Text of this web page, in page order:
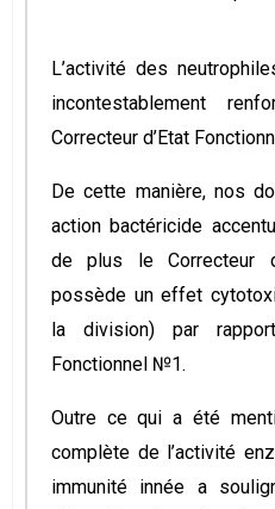
L’activité des
incontestablement
Correcteur d’Etat
De cette manière, nos
action bactéricide
de plus le Correcteur
possède un effet
la division) par
Fonctionnel №1.
Outre ce qui a été
complète de l’activité
immunité innée a